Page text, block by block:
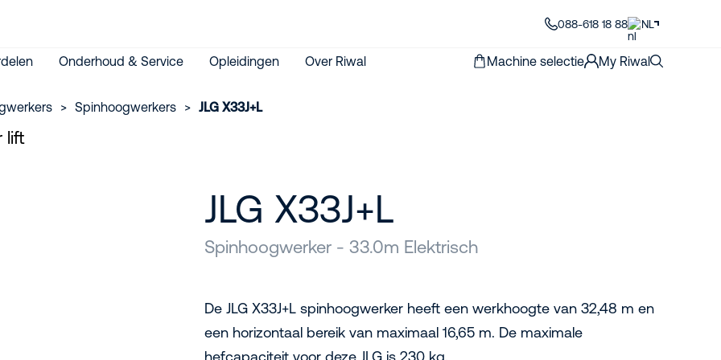
088-618 18 88 NL
Onderhoud & Service Opleidingen Over Riwal Machine selectie My Riwal
> Spinhoogwerkers > JLG X33J+L
JLG X33J+L
Spinhoogwerker - 33.0m Elektrisch
De JLG X33J+L spinhoogwerker heeft een werkhoogte van 32,48 m en
een horizontaal bereik van maximaal 16,65 m. De maximale
hefcapaciteit voor deze JLG is 230 kg.